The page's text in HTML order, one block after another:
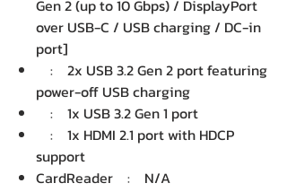
Gen 2 (up to 10 Gbps) / DisplayPort
over USB-C / USB charging / DC-in
port]
: 2x USB 3.2 Gen 2 port featuring
power-off USB charging
: 1x USB 3.2 Gen 1 port
: 1x HDMI 2.1 port with HDCP
support
CardReader : N/A